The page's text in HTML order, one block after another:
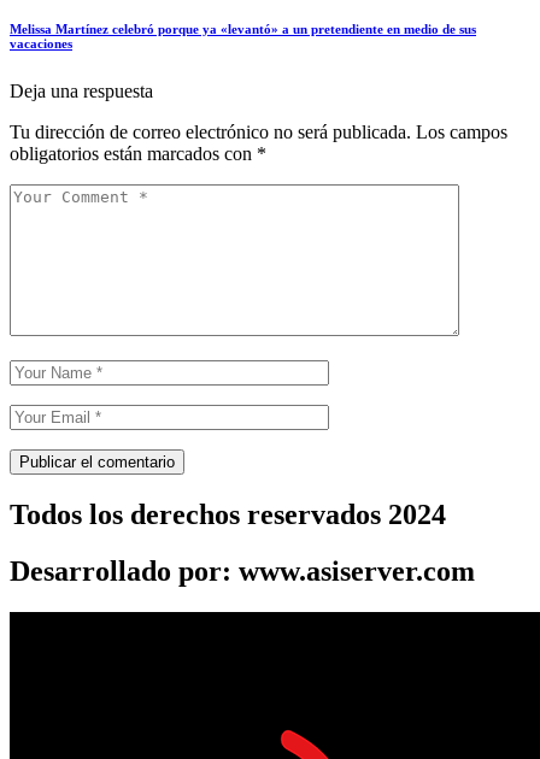
Melissa Martínez celebró porque ya «levantó» a un pretendiente en medio de sus
vacaciones
Deja una respuesta
Tu dirección de correo electrónico no será publicada. Los campos
obligatorios están marcados con *
Todos los derechos reservados 2024
Desarrollado por: www.asiserver.com